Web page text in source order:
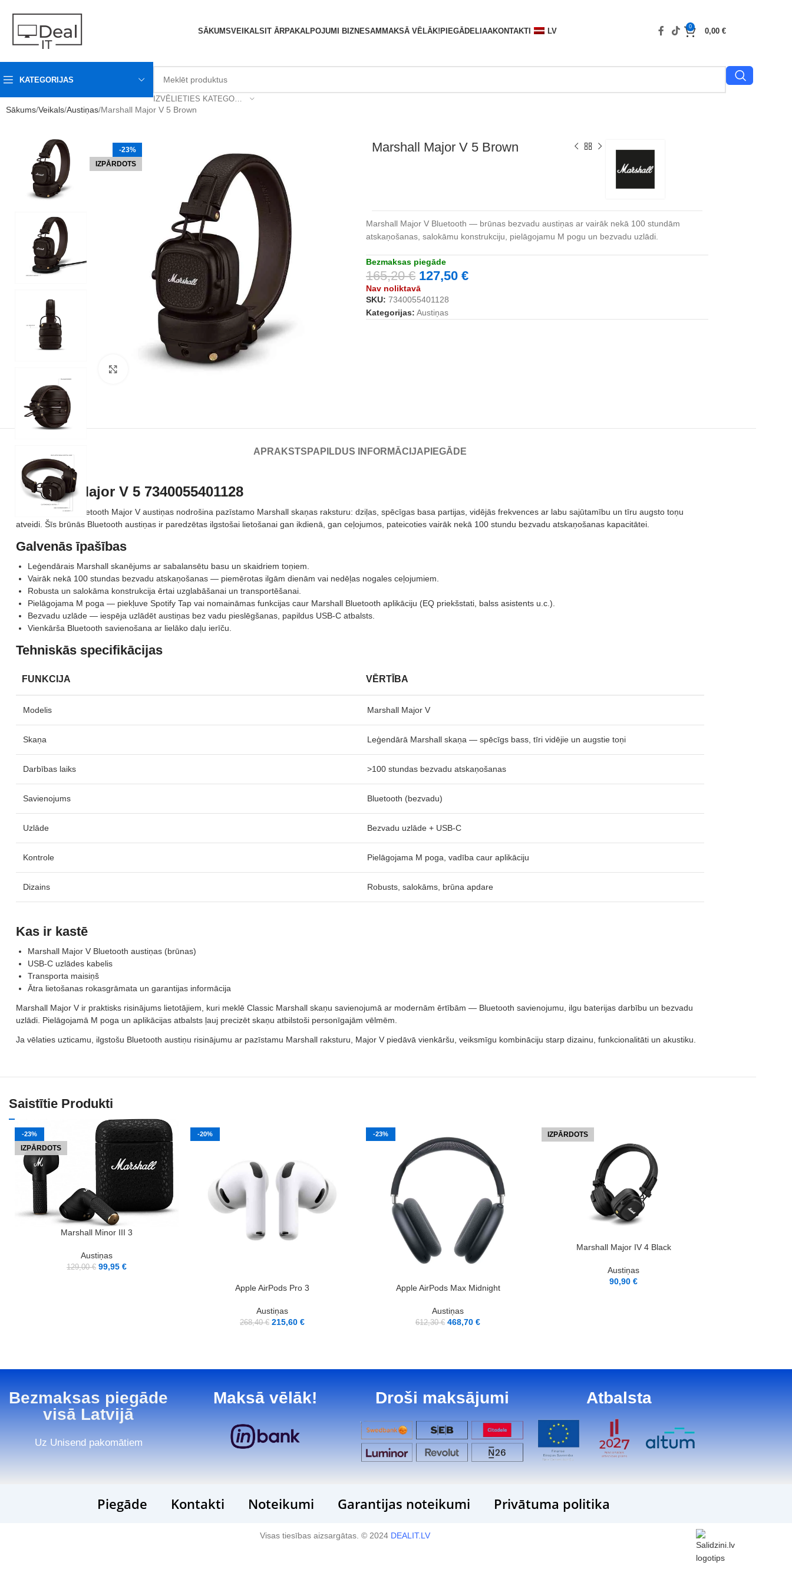
SĀKUMSVEIKALS IT ĀRPAKALPOJUMI BIZNESAM MAKSĀ VĒLĀK! PIEGĀDELIAAKONTAKTI LV
0
0,00 €
KATEGORIJAS
IZVĒLIETIES KATEGORIJU
Sākums Veikals Austiņas Marshall Major V 5 Brown
-23%
IZPĀRDOTS
Noklikšķiniet, lai palielinātu
Marshall Major V 5 Brown
Marshall Major V Bluetooth — brūnas bezvadu austiņas ar vairāk nekā 100 stundām
atskaņošanas, salokāmu konstrukciju, pielāgojamu M pogu un bezvadu uzlādi.
Bezmaksas piegāde
165,20€ 127,50 €
Nav noliktavā
SKU: 7340055401128
Kategorijas: Austiņas
APRAKSTS PAPILDUS INFORMĀCIJA PIEGĀDE
Marshall Major V 5 7340055401128
Marshall Major Bluetooth Major V austiņas nodrošina pazīstamo Marshall skaņas raksturu: dziļas, spēcīgas basa partijas, vidējās frekvences ar labu sajūtamību un tīru augsto toņu
atveidi. Šīs brūnās Bluetooth austiņas ir paredzētas ilgstošai lietošanai gan ikdienā, gan ceļojumos, pateicoties vairāk nekā 100 stundu bezvadu atskaņošanas kapacitātei.
Galvenās īpašības
Leģendārais Marshall skanējums ar sabalansētu basu un skaidriem toņiem.
Vairāk nekā 100 stundas bezvadu atskaņošanas — piemērotas ilgām dienām vai nedēļas nogales ceļojumiem.
Robusta un salokāma konstrukcija ērtai uzglabāšanai un transportēšanai.
Pielāgojama M poga — piekļuve Spotify Tap vai nomaināmas funkcijas caur Marshall Bluetooth aplikāciju (EQ priekšstati, balss asistents u.c.).
Bezvadu uzlāde — iespēja uzlādēt austiņas bez vadu pieslēgšanas, papildus USB-C atbalsts.
Vienkārša Bluetooth savienošana ar lielāko daļu ierīču.
Tehniskās specifikācijas
FUNKCIJA VĒRTĪBA
Modelis Marshall Major V
Skaņa Leģendārā Marshall skaņa — spēcīgs bass, tīri vidējie un augstie toņi
Darbības laiks >100 stundas bezvadu atskaņošanas
Savienojums Bluetooth (bezvadu)
Uzlāde Bezvadu uzlāde + USB-C
Kontrole Pielāgojama M poga, vadība caur aplikāciju
Dizains Robusts, salokāms, brūna apdare
Kas ir kastē
Marshall Major V Bluetooth austiņas (brūnas)
USB-C uzlādes kabelis
Transporta maisiņš
Ātra lietošanas rokasgrāmata un garantijas informācija
Marshall Major V ir praktisks risinājums lietotājiem, kuri meklē Classic Marshall skaņu savienojumā ar modernām ērtībām — Bluetooth savienojumu, ilgu baterijas darbību un bezvadu
uzlādi. Pielāgojamā M poga un aplikācijas atbalsts ļauj precizēt skaņu atbilstoši personīgajām vēlmēm.
Ja vēlaties uzticamu, ilgstošu Bluetooth austiņu risinājumu ar pazīstamu Marshall raksturu, Major V piedāvā vienkāršu, veiksmīgu kombināciju starp dizainu, funkcionalitāti un akustiku.
Saistītie Produkti
-23%
IZPĀRDOTS
LASĪT VAIRĀKMarshall Minor III 3
Austiņas
129,00€ 99,95 €
-20%
PIEVIENOT GROZAMApple AirPods Pro 3
Austiņas
268,40€ 215,60 €
-23%
PIEVIENOT GROZAM
Apple AirPods Max Midnight
Austiņas
612,30€ 468,70 €
IZPĀRDOTS
LASĪT VAIRĀKMarshall Major IV 4 Black
Austiņas
90,90 €
Bezmaksas piegāde
visā Latvijā
Uz Unisend pakomātiem
Maksā vēlāk! Droši maksājumi Atbalsta
Piegāde Kontakti Noteikumi Garantijas noteikumi Privātuma politika
Visas tiesības aizsargātas. © 2024 DEALIT.LV